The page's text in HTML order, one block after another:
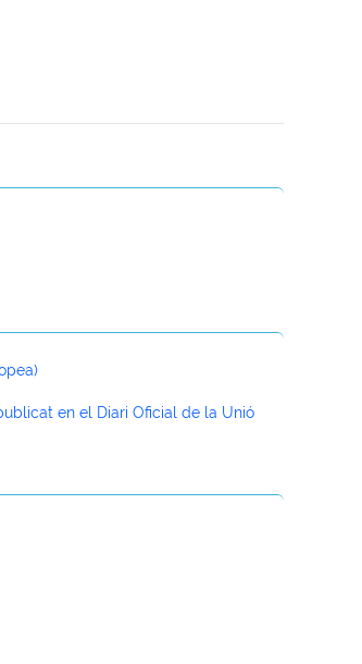
en el Diari Oficial de la Unió